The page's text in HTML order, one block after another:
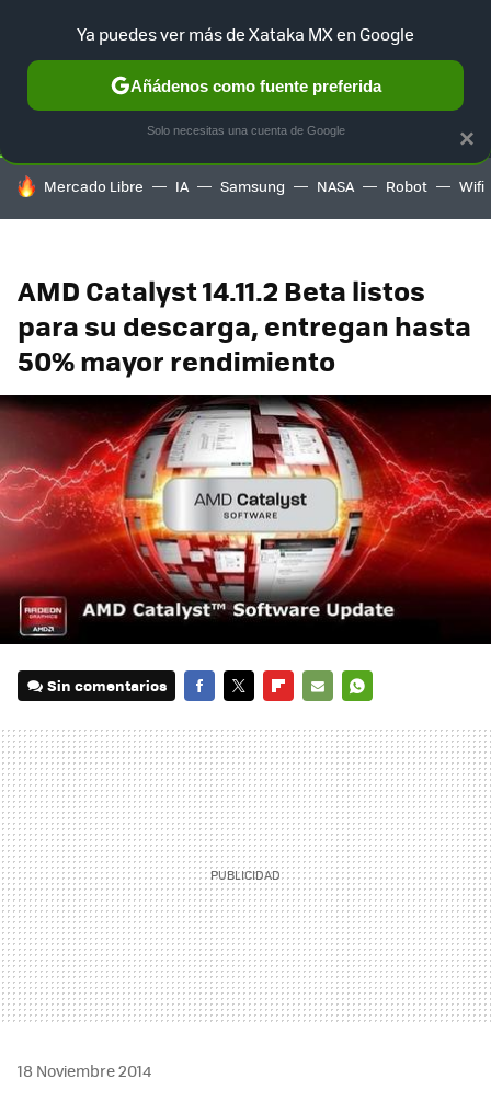
SELECCIÓN GAMING HOME AUTO TERRITORIO
HOY SE HABLA DE
Mercado Libre IA Samsung NASA Robot Wifi
AMD Catalyst 14.11.2 Beta listos
para su descarga, entregan hasta
50% mayor rendimiento
Sin comentarios
MAIL
18 Noviembre 2014
×
Ya puedes ver más de Xataka MX en Google
Añádenos como fuente preferida
Solo necesitas una cuenta de Google